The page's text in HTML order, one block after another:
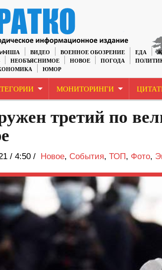
ВИДЕО ВОЕННОЕ ОБОЗРЕНИЕ ЕДА
НЕОБЪЯСНИМОЕ НОВОЕ ПОГОДА
ЮМОР
МОНИТОРИНГИ
третий по
/ 4:50 / Новое, События, ТОП, Фото,